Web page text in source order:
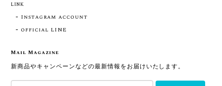
LINK
Instagram account
official LINE
Mail Magazine
新商品やキャンペーンなどの最新情報をお届けいたします。